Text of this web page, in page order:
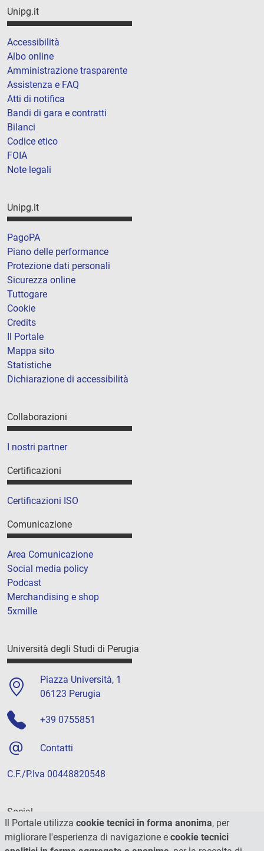
Unipg.it
Accessibilità
Albo online
Amministrazione trasparente
Assistenza e FAQ
Atti di notifica
Bandi di gara e contratti
Bilanci
Codice etico
FOIA
Note legali
Unipg.it
PagoPA
Piano delle performance
Protezione dati personali
Sicurezza online
Tuttogare
Cookie
Credits
Il Portale
Mappa sito
Statistiche
Dichiarazione di accessibilità
Collaborazioni
I nostri partner
Certificazioni
Certificazioni ISO
Comunicazione
Area Comunicazione
Social media policy
Podcast
Merchandising e shop
5xmille
Università degli Studi di Perugia
Piazza Università, 1
06123 Perugia
+39 0755851
Contatti
C.F./P.Iva 00448820548
Social
Il Portale utilizza cookie tecnici in forma anonima, per
migliorare l'esperienza di navigazione e cookie tecnici